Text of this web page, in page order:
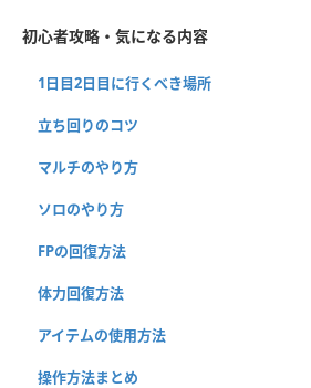
初心者攻略・気になる内容
1日目2日目に行くべき場所
立ち回りのコツ
マルチのやり方
ソロのやり方
FPの回復方法
体力回復方法
アイテムの使用方法
操作方法まとめ